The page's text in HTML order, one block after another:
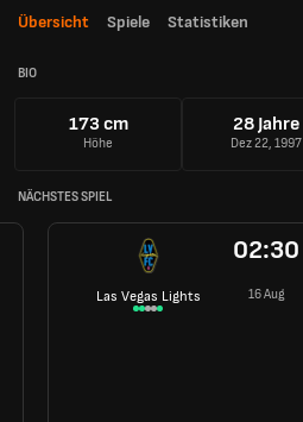
Übersicht Spiele Statistiken
BIO
173 cm
Höhe
28 Jahre
Dez 22, 1997
NÄCHSTES SPIEL
Las Vegas Lights
02:30
16 Aug